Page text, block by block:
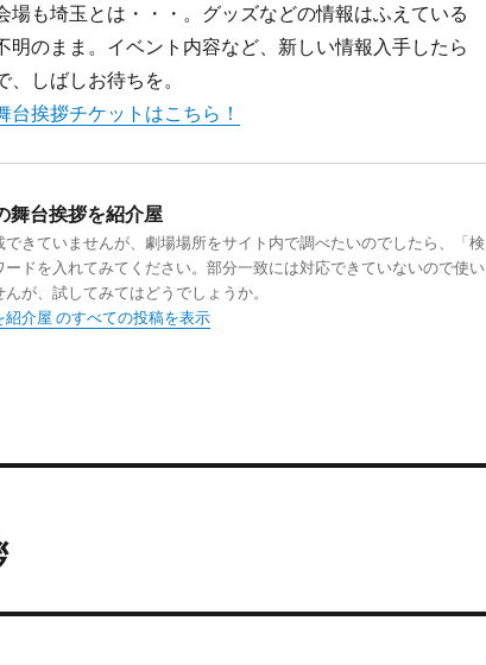
場も埼玉とは・・・。グッズなどの情報はふえている
明のまま。イベント内容など、新しい情報入手したら
しばしお待ちを。
挨拶チケットはこちら！
舞台挨拶を紹介屋
きていませんが、劇場場所をサイト内で調べたいのでしたら、「検
ドを入れてみてください。部分一致には対応できていないので使い
が、試してみてはどうでしょうか。
介屋 のすべての投稿を表示